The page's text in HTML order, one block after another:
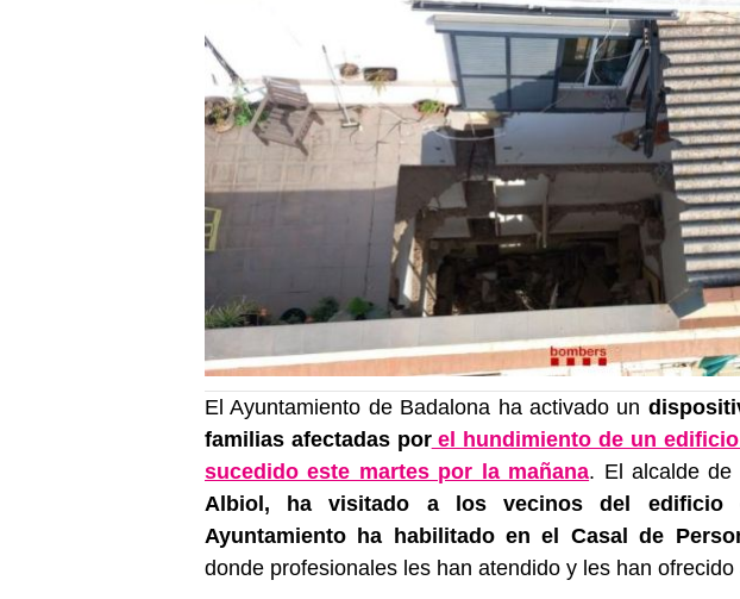
El Ayuntamiento de Badalona ha activado un
familias afectadas porel hundimiento de un
sucedido este martes por la mañana. El alcalde
Albiol, ha visitado a los vecinos del edificio
Ayuntamiento ha habilitado en el Casal de
donde profesionales les han atendido y les han